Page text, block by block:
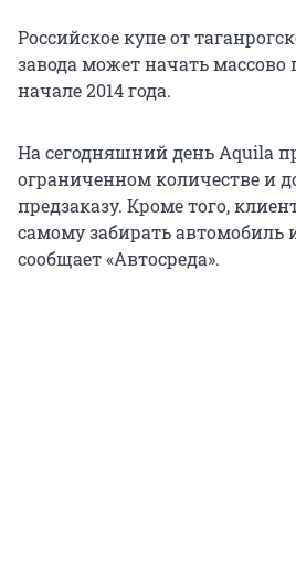
Российское купе от
завода может начать массово
начале 2014 года.
На сегодняшний день Aquila
ограниченном количестве и
предзаказу. Кроме того,
самому забирать автомобиль
сообщает «Автосреда».